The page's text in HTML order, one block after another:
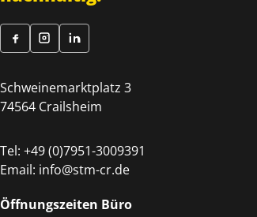
Schweinemarktplatz 3
74564 Crailsheim
Tel: +49 (0)7951-3009391
Email: info@stm-cr.de
Öffnungszeiten Büro